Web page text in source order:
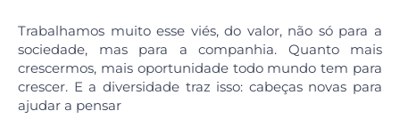
Trabalhamos muito esse viés, do valor, não só para a
sociedade, mas para a companhia. Quanto mais
crescermos, mais oportunidade todo mundo tem para
crescer. E a diversidade traz isso: cabeças novas para
ajudar a pensar